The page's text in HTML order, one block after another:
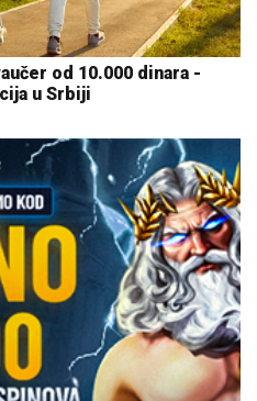
od 10.000 dinara -
u Srbiji